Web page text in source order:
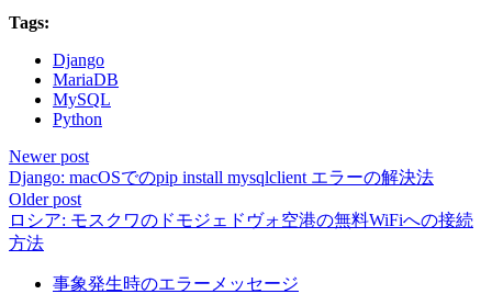
Tags:
Django
MariaDB
MySQL
Python
Newer post
Django: macOSでのpip install mysqlclient エラーの解決法
Older post
ロシア: モスクワのドモジェドヴォ空港の無料WiFiへの接続
方法
事象発生時のエラーメッセージ